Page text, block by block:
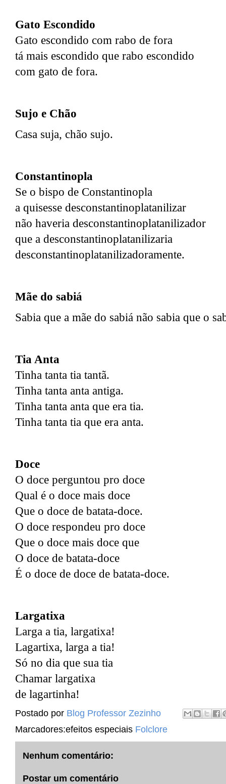
Gato Escondido
Gato escondido com rabo de fora
tá mais escondido que rabo escondido
com gato de fora.
Sujo e Chão
Casa suja, chão sujo.
Constantinopla
Se o bispo de Constantinopla
a quisesse desconstantinoplatanilizar
não haveria desconstantinoplatanilizador
que a desconstantinoplatanilizaria
desconstantinoplatanilizadoramente.
Mãe do sabiá
Sabia que a mãe do sabiá não sabia que o
Tia Anta
Tinha tanta tia tantã.
Tinha tanta anta antiga.
Tinha tanta anta que era tia.
Tinha tanta tia que era anta.
Doce
O doce perguntou pro doce
Qual é o doce mais doce
Que o doce de batata-doce.
O doce respondeu pro doce
Que o doce mais doce que
O doce de batata-doce
É o doce de doce de batata-doce.
Largatixa
Larga a tia, largatixa!
Lagartixa, larga a tia!
Só no dia que sua tia
Chamar largatixa
de lagartinha!
Postado por Blog Professor Zezinho
Marcadores:efeitos especiais Folclore
Nenhum comentário:
Postar um comentário